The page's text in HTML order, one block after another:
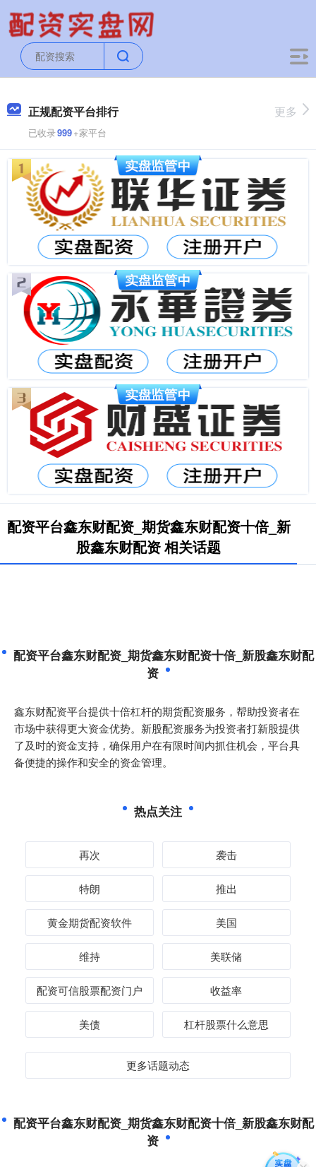
正规配资平台排行
已收录999+家平台
更多
配资平台鑫东财配资_期货鑫东财配资十倍_新
股鑫东财配资 相关话题
配资平台鑫东财配资_期货鑫东财配资十倍_新股鑫东财配
资
鑫东财配资平台提供十倍杠杆的期货配资服务，帮助投资者在
市场中获得更大资金优势。新股配资服务为投资者打新股提供
了及时的资金支持，确保用户在有限时间内抓住机会，平台具
备便捷的操作和安全的资金管理。
热点关注
再次 袭击
特朗 推出
黄金期货配资软件 美国
维持 美联储
配资可信股票配资门户 收益率
美债 杠杆股票什么意思
更多话题动态
配资平台鑫东财配资_期货鑫东财配资十倍_新股鑫东财配
资